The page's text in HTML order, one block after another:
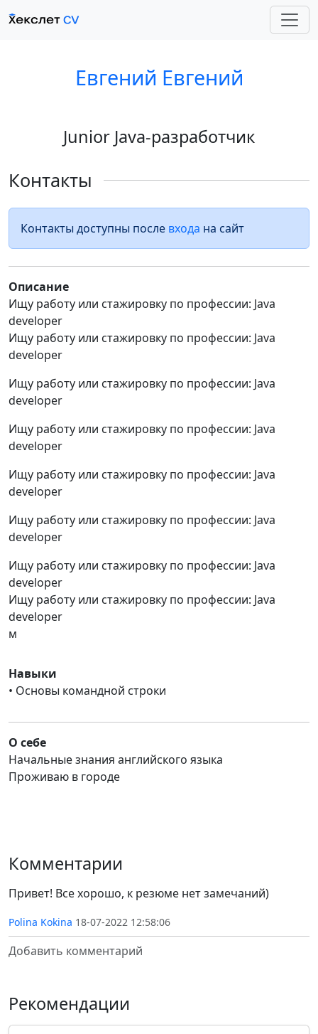
Евгений Евгений
Junior Java-разработчик
Контакты
Контакты доступны после входа на сайт
Описание
Ищу работу или стажировку по профессии: Java
developer
Ищу работу или стажировку по профессии: Java
developer
Ищу работу или стажировку по профессии: Java
developer
Ищу работу или стажировку по профессии: Java
developer
Ищу работу или стажировку по профессии: Java
developer
Ищу работу или стажировку по профессии: Java
developer
Ищу работу или стажировку по профессии: Java
developer
Ищу работу или стажировку по профессии: Java
developer
м
Навыки
• Основы командной строки
О себе
Начальные знания английского языка
Проживаю в городе
Комментарии
Привет! Все хорошо, к резюме нет замечаний)
Polina Kokina 18-07-2022 12:58:06
Добавить комментарий
Рекомендации